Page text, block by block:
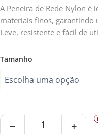
A Peneira de Rede Nylon é
materiais finos, garantindo
Leve, resistente e fácil de
Tamanho
Quantidade
Peneira
de
(vários
tamanhos)
− +
i